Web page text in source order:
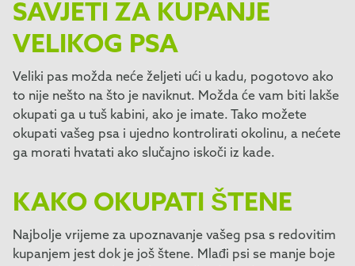
SAVJETI ZA KUPANJE
VELIKOG PSA
Veliki pas možda neće željeti ući u kadu, pogotovo ako
to nije nešto na što je naviknut. Možda će vam biti lakše
okupati ga u tuš kabini, ako je imate. Tako možete
okupati vašeg psa i ujedno kontrolirati okolinu, a nećete
ga morati hvatati ako slučajno iskoči iz kade.
KAKO OKUPATI ŠTENE
Najbolje vrijeme za upoznavanje vašeg psa s redovitim
kupanjem jest dok je još štene. Mlađi psi se manje boje